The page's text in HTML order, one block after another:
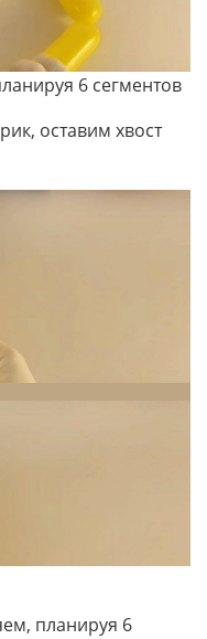
6 сегментов
оставим хвост
планируя 6